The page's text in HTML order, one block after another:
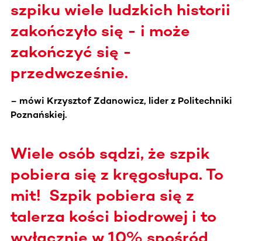
szpiku wiele ludzkich historii
zakończyło się - i może
zakończyć się -
przedwcześnie.
– mówi Krzysztof Zdanowicz, lider z Politechniki
Poznańskiej.
Wiele osób sądzi, że szpik
pobiera się z kręgosłupa. To
mit! Szpik pobiera się z
talerza kości biodrowej i to